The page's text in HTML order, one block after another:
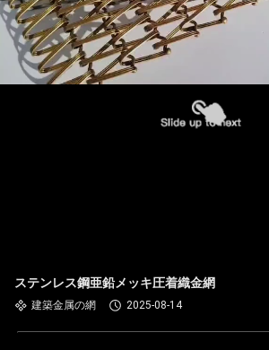
ステンレス鋼亜鉛メッキ圧着織金網
建築金属の網 2025-08-14